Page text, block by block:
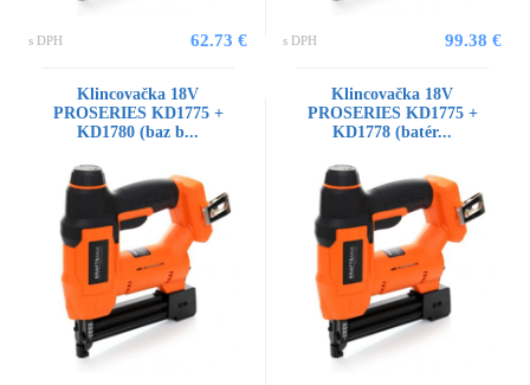
s DPH 62.73 € s DPH 99.38 €
Klincovačka 18V
PROSERIES KD1775 +
KD1780 (baz b...
Klincovačka 18V
PROSERIES KD1775 +
KD1778 (batér...